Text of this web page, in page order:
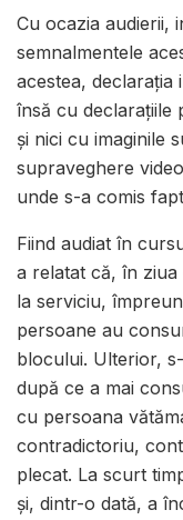
Cu ocazia audierii,
semnalmentele
acestea,
însă cu declaraţiile
și nici cu imaginile
supraveghere
unde s-a comis
Fiind audiat în
a relatat că, în ziua
la serviciu,
persoane au
blocului. Ulterior,
după ce a mai
cu persoana
contradictoriu,
plecat. La scurt
şi, dintr-o dată, a